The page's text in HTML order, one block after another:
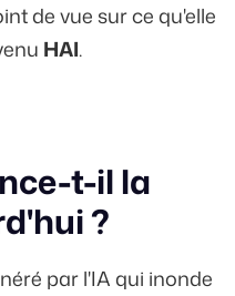
de vue sur ce qu'elle
HAI.
t-il la
?
par l'IA qui inonde